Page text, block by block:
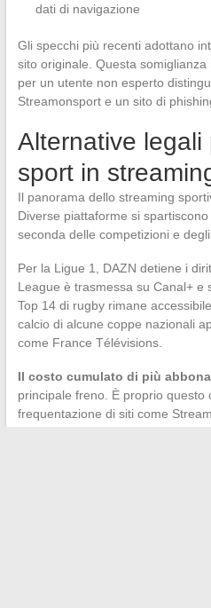
dati di navigazione
Gli specchi più recenti adottano
sito originale. Questa
per un utente non esperto
Streamonsport e un sito di
Alternative legali
sport in
Il panorama dello streaming
Diverse piattaforme si
seconda delle competizioni e degli
Per la Ligue 1, DAZN detiene i
League è trasmessa su Canal+ e
Top 14 di rugby rimane
calcio di alcune coppe nazionali
come France Télévisions.
Il costo cumulato di più
principale freno. È proprio questo
frequentazione di siti come